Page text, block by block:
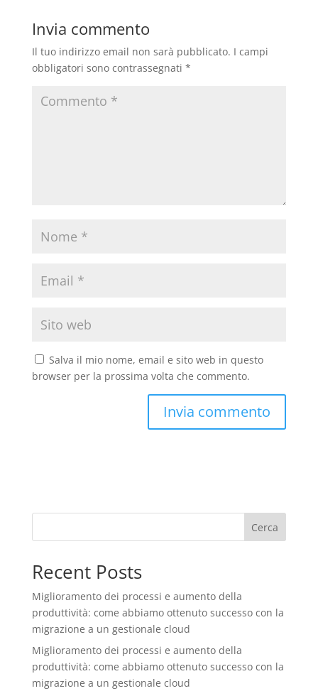
Invia commento
Il tuo indirizzo email non sarà pubblicato. I campi
obbligatori sono contrassegnati *
Salva il mio nome, email e sito web in questo
browser per la prossima volta che commento.
Cerca
Recent Posts
Miglioramento dei processi e aumento della
produttività: come abbiamo ottenuto successo con la
migrazione a un gestionale cloud
Miglioramento dei processi e aumento della
produttività: come abbiamo ottenuto successo con la
migrazione a un gestionale cloud